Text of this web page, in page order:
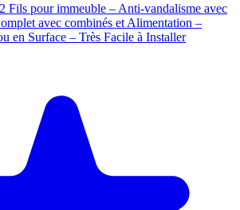
Fils pour immeuble – Anti-vandalisme avec
avec combinés et Alimentation –
en Surface – Très Facile à Installer